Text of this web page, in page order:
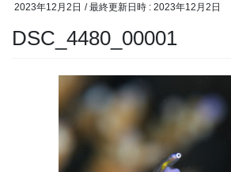
2023年12月2日 / 最終更新日時 : 2023年12月2日
DSC_4480_00001